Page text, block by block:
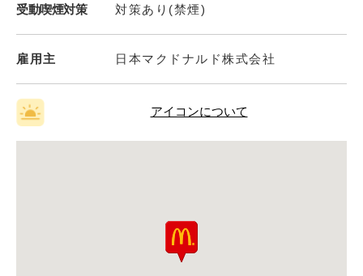
受動喫煙対策 対策あり(禁煙)
雇用主 日本マクドナルド株式会社
アイコンについて